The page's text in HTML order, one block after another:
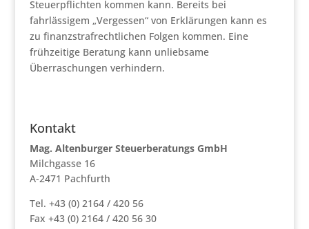
Steuerpflichten kommen kann. Bereits bei
fahrlässigem „Vergessen“ von Erklärungen kann es
zu finanzstrafrechtlichen Folgen kommen. Eine
frühzeitige Beratung kann unliebsame
Überraschungen verhindern.
Kontakt
Mag. Altenburger Steuerberatungs GmbH
Milchgasse 16
A-2471 Pachfurth
Tel. +43 (0) 2164 / 420 56
Fax +43 (0) 2164 / 420 56 30